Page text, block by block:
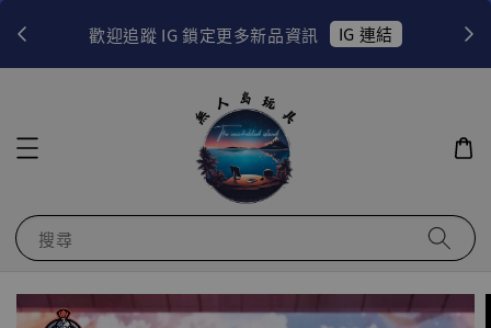
歡迎追蹤 IG 鎖定更多新品資訊 IG 連結
搜尋